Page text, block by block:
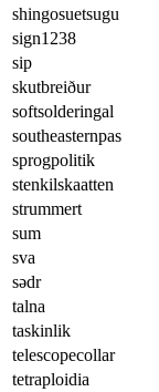
shingosuetsugu
sign1238
sip
skutbreiður
softsolderingal
southeasternpas
sprogpolitik
stenkilskaatten
strummert
sum
sva
sədr
talna
taskinlik
telescopecollar
tetraploidia